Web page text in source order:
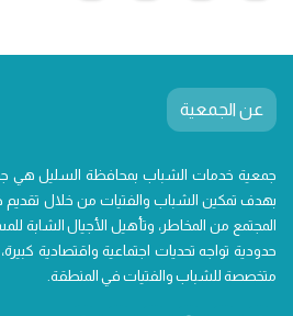
عن الجمعية
جمعية خدمات الشباب بمحافظة السليل هي
بهدف تمكين الشباب والفتيات من خلال
المجتمع من المخاطر، وتأهيل الأجيال الشابة
حدودية تواجه تحديات اجتماعية واقتصادية
متخصصة للشباب والفتيات في المنطقة.